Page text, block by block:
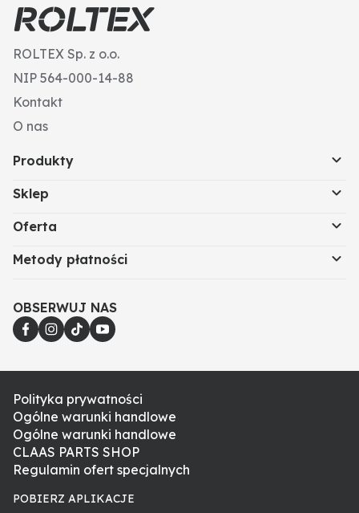
ROLTEX Sp. z o.o.
NIP 564-000-14-88
Kontakt
O nas
Produkty
Sklep
Oferta
Metody płatności
OBSERWUJ NAS
Polityka prywatności
Ogólne warunki handlowe
Ogólne warunki handlowe
CLAAS PARTS SHOP
Regulamin ofert specjalnych
POBIERZ APLIKACJE